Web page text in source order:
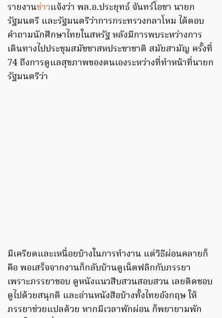
รายงานข่าวแจ้งว่า พล.อ.ประยุทธ์ จันทร์โอชา นายก
รัฐมนตรี และรัฐมนตรีว่าการกระทรวงกลาโหม ได้ตอบ
คำถามนักศึกษาไทยในสหรัฐ หลังมีการพบระหว่างการ
เดินทางไปประชุมสมัชชาสหประชาชาติ สมัยสามัญ ครั้งที่
74 ถึงการดูแลสุขภาพของตนเองระหว่างที่ทำหน้าที่นายก
รัฐมนตรีว่า
มีเครียดและเหนื่อยบ้างในการทำงาน แต่วิธีผ่อนคลายก็
คือ พอเสร็จจากงานก็กลับบ้านดูเน็ตฟลิกกับภรรยา
เพราะภรรยาชอบ ดูหนังแนวสืบสวนสอบสวน เลยติดชอบ
ดูไปด้วยสนุกดี และอ่านหนังสือบ้างทั้งไทยอังกฤษ ให้
ภรรยาช่วยแปลด้วย หากมีเวลาพักผ่อน ก็พยายามพัก